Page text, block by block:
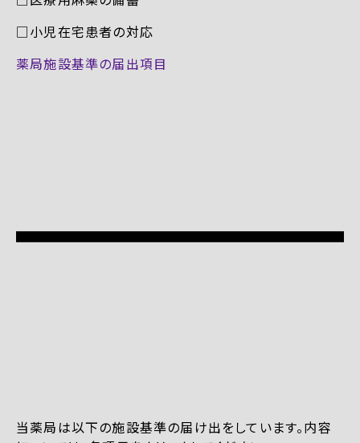
□小児在宅患者の対応
薬局施設基準の届出項目
当薬局は以下の施設基準の届け出をしています。内容